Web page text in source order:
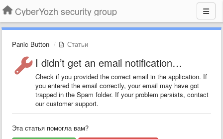
CyberYozh security group
Panic Button Статьи
I didn’t get an email notification…
Check if you provided the correct email in the application. If
you entered the email correctly, your email may have got
trapped in the Spam folder. If your problem persists, contact
our customer support.
Эта статья помогла вам?